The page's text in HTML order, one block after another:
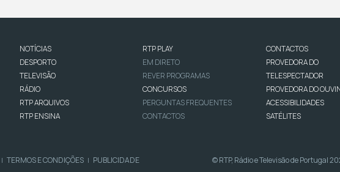
NOTÍCIAS
DESPORTO
TELEVISÃO
RÁDIO
RTP ARQUIVOS
RTP ENSINA
RTP PLAY
EM DIRETO
REVER PROGRAMAS
CONCURSOS
PERGUNTAS FREQUENTES
CONTACTOS
CONTACTOS
PROVEDORA DO
TELESPECTADOR
PROVEDORA DO
ACESSIBILIDADES
SATÉLITES
| TERMOS E CONDIÇÕES | PUBLICIDADE © RTP, Rádio e Televisão de Portugal